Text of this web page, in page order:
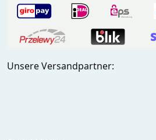
Unsere Versandpartner: